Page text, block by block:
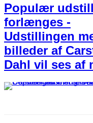
Populær
forlænges -
Udstillingen
billeder af
Dahl vil ses af